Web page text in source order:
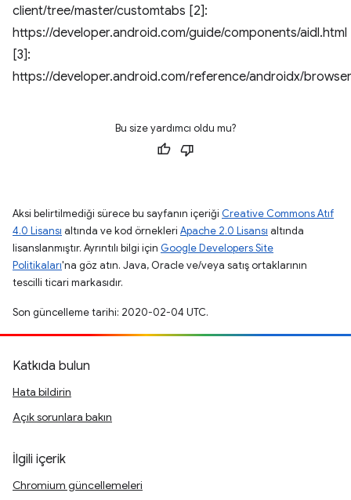
client/tree/master/customtabs [2]:
https://developer.android.com/guide/components/aidl.html
[3]:
https://developer.android.com/reference/androidx/
Bu size yardımcı oldu mu?
Aksi belirtilmediği sürece bu sayfanın içeriği Creative Commons Atıf
4.0 Lisansı altında ve kod örnekleri Apache 2.0 Lisansı altında
lisanslanmıştır. Ayrıntılı bilgi için Google Developers Site
Politikaları'na göz atın. Java, Oracle ve/veya satış ortaklarının
tescilli ticari markasıdır.
Son güncelleme tarihi: 2020-02-04 UTC.
Katkıda bulun
Hata bildirin
Açık sorunlara bakın
İlgili içerik
Chromium güncellemeleri